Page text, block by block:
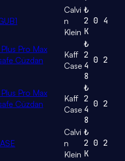
Calvi
n
Klein
₺
2
K
0 4
Plus Pro Max
Cüzdan
Kaff
Case
₺
2
4
8
0 2
Plus Pro Max
Cüzdan
Kaff
Case
₺
2
4
8
0 2
Calvi
n
Klein
₺
2
K
0 2